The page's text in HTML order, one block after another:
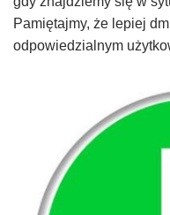
Pamiętajmy, że lepiej
odpowiedzialnym